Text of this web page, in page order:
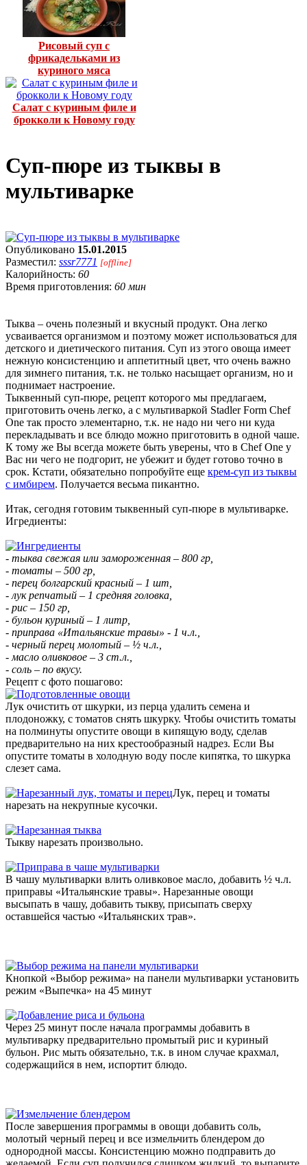
Рисовый суп с
фрикадельками из
куриного мяса
Салат с куриным филе и
брокколи к Новому году
Суп-пюре из тыквы в
мультиварке
Опубликовано 15.01.2015
Разместил: sssr7771 [offline]
Калорийность: 60
Время приготовления: 60 мин
Тыква – очень полезный и вкусный продукт. Она легко
усваивается организмом и поэтому может использоваться для
детского и диетического питания. Суп из этого овоща имеет
нежную консистенцию и аппетитный цвет, что очень важно
для зимнего питания, т.к. не только насыщает организм, но и
поднимает настроение.
Тыквенный суп-пюре, рецепт которого мы предлагаем,
приготовить очень легко, а с мультиваркой Stadler Form Chef
One так просто элементарно, т.к. не надо ни чего ни куда
перекладывать и все блюдо можно приготовить в одной чаше.
К тому же Вы всегда можете быть уверены, что в Chef One у
Вас ни чего не подгорит, не убежит и будет готово точно в
срок. Кстати, обязательно попробуйте еще крем-суп из тыквы
с имбирем. Получается весьма пикантно.
Итак, сегодня готовим тыквенный суп-пюре в мультиварке.
Игредиенты:
- тыква свежая или замороженная – 800 гр,
- томаты – 500 гр,
- перец болгарский красный – 1 шт,
- лук репчатый – 1 средняя головка,
- рис – 150 гр,
- бульон куриный – 1 литр,
- приправа «Итальянские травы» - 1 ч.л.,
- черный перец молотый – ½ ч.л.,
- масло оливковое – 3 ст.л.,
- соль – по вкусу.
Рецепт с фото пошагово:
Лук очистить от шкурки, из перца удалить семена и
плодоножку, с томатов снять шкурку. Чтобы очистить томаты
на полминуты опустите овощи в кипящую воду, сделав
предварительно на них крестообразный надрез. Если Вы
опустите томаты в холодную воду после кипятка, то шкурка
слезет сама.
Лук, перец и томаты
нарезать на некрупные кусочки.
Тыкву нарезать произвольно.
В чашу мультиварки влить оливковое масло, добавить ½ ч.л.
приправы «Итальянские травы». Нарезанные овощи
высыпать в чашу, добавить тыкву, присыпать сверху
оставшейся частью «Итальянских трав».
Кнопкой «Выбор режима» на панели мультиварки установить
режим «Выпечка» на 45 минут
Через 25 минут после начала программы добавить в
мультиварку предварительно промытый рис и куриный
бульон. Рис мыть обязательно, т.к. в ином случае крахмал,
содержащийся в нем, испортит блюдо.
После завершения программы в овощи добавить соль,
молотый черный перец и все измельчить блендером до
однородной массы. Консистенцию можно подправить до